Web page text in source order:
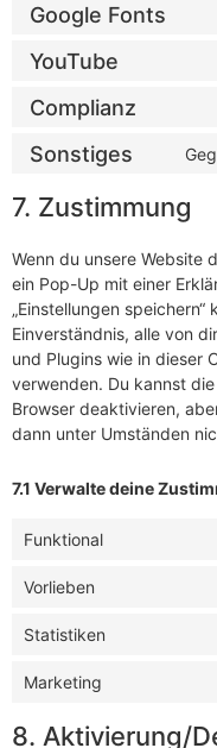
Google Fonts
YouTube
Complianz
Sonstiges
7. Zustimmung
Wenn du unsere Website
ein Pop-Up mit einer
„Einstellungen
Einverständnis, alle von
und Plugins wie in dieser
verwenden. Du kannst
Browser deaktivieren,
dann unter Umständen
7.1 Verwalte deine
Funktional
Vorlieben
Statistiken
Marketing
8. Aktivierung/